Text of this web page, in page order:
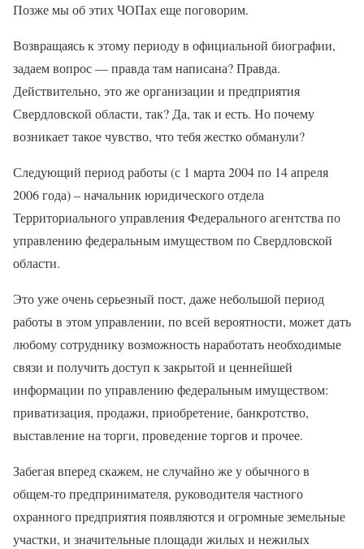
Позже мы об этих ЧОПах еще поговорим.
Возвращаясь к этому периоду в официальной биографии,
задаем вопрос — правда там написана? Правда.
Действительно, это же организации и предприятия
Свердловской области, так? Да, так и есть. Но почему
возникает такое чувство, что тебя жестко обманули?
Следующий период работы (с 1 марта 2004 по 14 апреля
2006 года) – начальник юридического отдела
Территориального управления Федерального агентства по
управлению федеральным имуществом по Свердловской
области.
Это уже очень серьезный пост, даже небольшой период
работы в этом управлении, по всей вероятности, может дать
любому сотруднику возможность наработать необходимые
связи и получить доступ к закрытой и ценнейшей
информации по управлению федеральным имуществом:
приватизация, продажи, приобретение, банкротство,
выставление на торги, проведение торгов и прочее.
Забегая вперед скажем, не случайно же у обычного в
общем-то предпринимателя, руководителя частного
охранного предприятия появляются и огромные земельные
участки, и значительные площади жилых и нежилых